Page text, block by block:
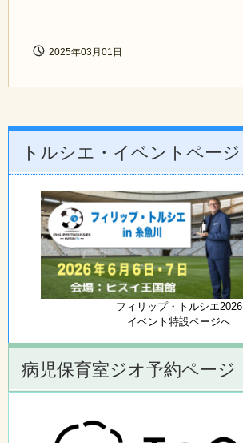
2025年03月01日
トルシエ・イベントページ
フィリップ・トルシエ2026
イベント特設ページへ
病児保育室ジオ予約ページ